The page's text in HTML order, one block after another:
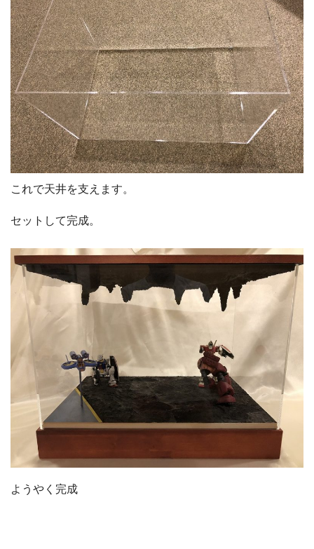
これで天井を支えます。
セットして完成。
ようやく完成